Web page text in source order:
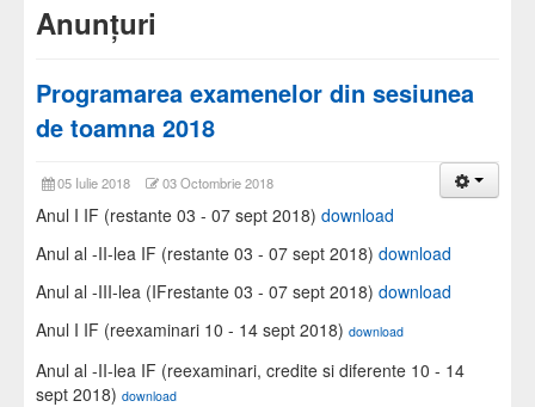
Anunțuri
Programarea examenelor din sesiunea
de toamna 2018
05 Iulie 2018 03 Octombrie 2018
Anul I IF (restante 03 - 07 sept 2018) download
Anul al -II-lea IF (restante 03 - 07 sept 2018) download
Anul al -III-lea (IFrestante 03 - 07 sept 2018) download
Anul I IF (reexaminari 10 - 14 sept 2018) download
Anul al -II-lea IF (reexaminari, credite si diferente 10 - 14
sept 2018) download